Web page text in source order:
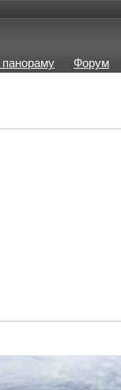
панораму Форум